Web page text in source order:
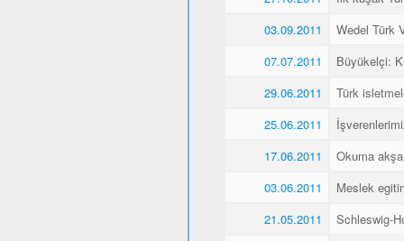
03.09.2011
Wedel Türk
07.07.2011
Büyükelçi:
29.06.2011
Türk
25.06.2011
17.06.2011
Okuma
03.06.2011
Meslek
21.05.2011
Schleswig-